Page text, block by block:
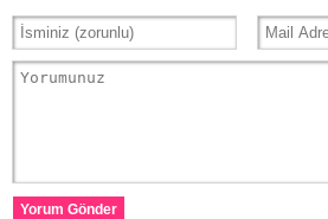
Yorum Gönder